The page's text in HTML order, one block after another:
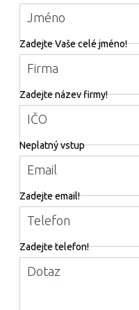
Jméno
Zadejte Vaše celé jméno!
Firma
Zadejte název firmy!
IČO
Neplatný vstup
Email
Zadejte email!
Telefon
Zadejte telefon!
Dotaz